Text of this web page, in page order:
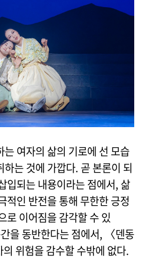
여자의 삶의 기로에 선 모습
는 것에 가깝다. 곧 본론이 되
입되는 내용이라는 점에서, 삶
적인 반전을 통해 무한한 긍정
로 이어짐을 감각할 수 있
을 동반한다는 점에서, 〈덴동
위험을 감수할 수밖에 없다.